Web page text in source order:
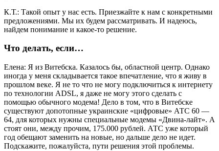
К.Т.: Такой опыт у нас есть. Приезжайте к нам с конкретными
предложениями. Мы их будем рассматривать. И надеюсь,
найдем понимание и какое-то решение.
Что делать, если…
Елена: Я из Витебска. Казалось бы, областной центр. Однако
иногда у меня складывается такое впечатление, что я живу в
прошлом веке. Я не то что не могу подключиться к интернету
по технологии ADSL, я даже не могу этого сделать с
помощью обычного модема! Дело в том, что в Витебске
существуют допотопные украинские «цифровые» АТС 60 —
64, для которых нужны специальные модемы «Двина-лайт». А
стоят они, между прочим, 175.000 рублей. АТС уже который
год обещают заменить на новые, но дальше дело не идет.
Подскажите, пожалуйста, пути решения этой проблемы.